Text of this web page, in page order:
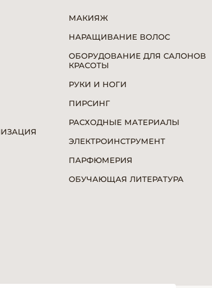
МАКИЯЖ
НАРАЩИВАНИЕ ВОЛОС
ОБОРУДОВАНИЕ ДЛЯ САЛОНОВ
КРАСОТЫ
РУКИ И НОГИ
ПИРСИНГ
РАСХОДНЫЕ МАТЕРИАЛЫ
ЭЛЕКТРОИНСТРУМЕНТ
ПАРФЮМЕРИЯ
ОБУЧАЮЩАЯ ЛИТЕРАТУРА